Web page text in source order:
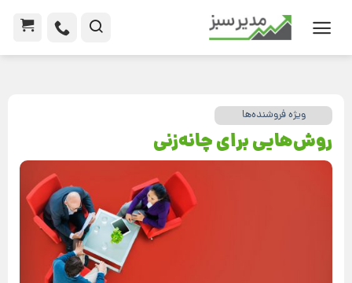
ویژه فروشنده‌ها
روش‌هایی برای چانه‌زنی